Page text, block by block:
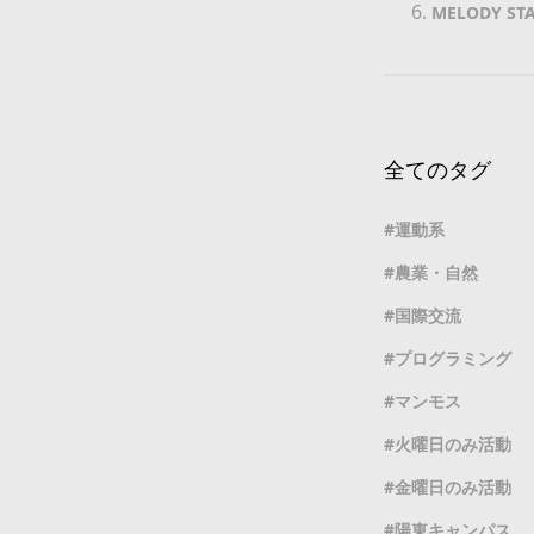
MELODY
全てのタグ
運動系
農業・自然
国際交流
プログラミング
マンモス
火曜日のみ活動
金曜日のみ活動